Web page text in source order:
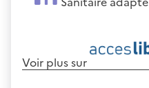
Voir plus sur